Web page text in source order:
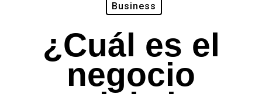
Business
¿Cuál es el
negocio